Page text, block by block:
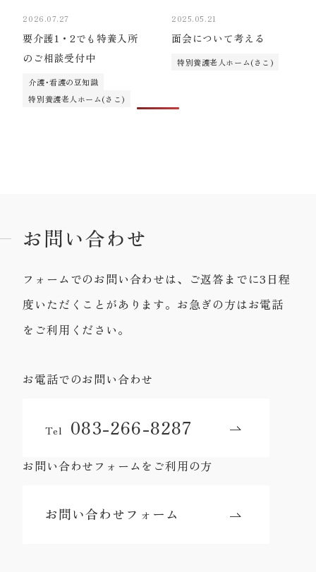
2026.07.27
要介護1・2でも特養入所
のご相談受付中
介護･看護の豆知識
特別養護老人ホーム(さこ)
2025.05.21
面会について考える
特別養護老人ホーム(さこ)
お問い合わせ
フォームでのお問い合わせは、ご返答までに3日程
度いただくことがあります。お急ぎの方はお電話
をご利用ください。
お電話でのお問い合わせ
Tel 083-266-8287
お問い合わせフォームをご利用の方
お問い合わせフォーム